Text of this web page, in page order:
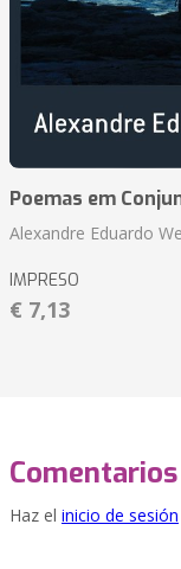
Poemas em
Alexandre Eduardo
IMPRESO
€ 7,13
Comentarios
Haz el inicio de sesión